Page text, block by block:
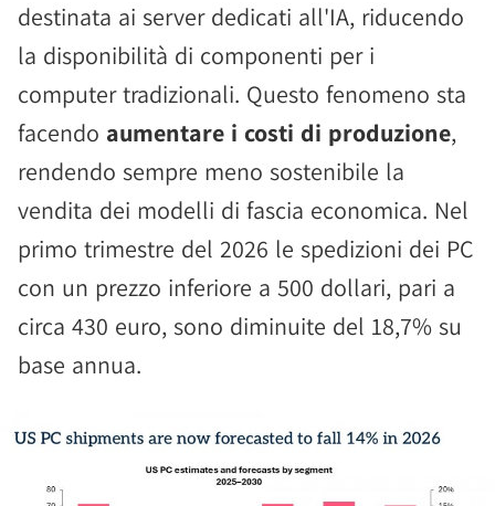
destinata ai server dedicati all'IA, riducendo
la disponibilità di componenti per i
computer tradizionali. Questo fenomeno sta
facendo aumentare i costi di produzione,
rendendo sempre meno sostenibile la
vendita dei modelli di fascia economica. Nel
primo trimestre del 2026 le spedizioni dei PC
con un prezzo inferiore a 500 dollari, pari a
circa 430 euro, sono diminuite del 18,7% su
base annua.